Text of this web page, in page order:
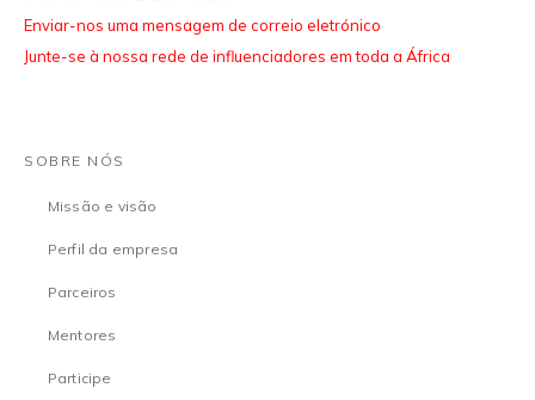
Enviar-nos uma mensagem de correio eletrónico
Junte-se à nossa rede de influenciadores em toda a África
SOBRE NÓS
Missão e visão
Perfil da empresa
Parceiros
Mentores
Participe